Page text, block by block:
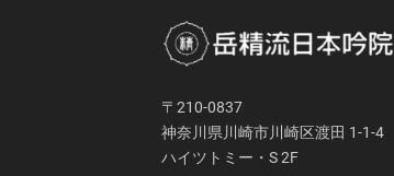
〒210-0837
神奈川県川崎市川崎区渡田 1-1-4
ハイツトミー・S 2F